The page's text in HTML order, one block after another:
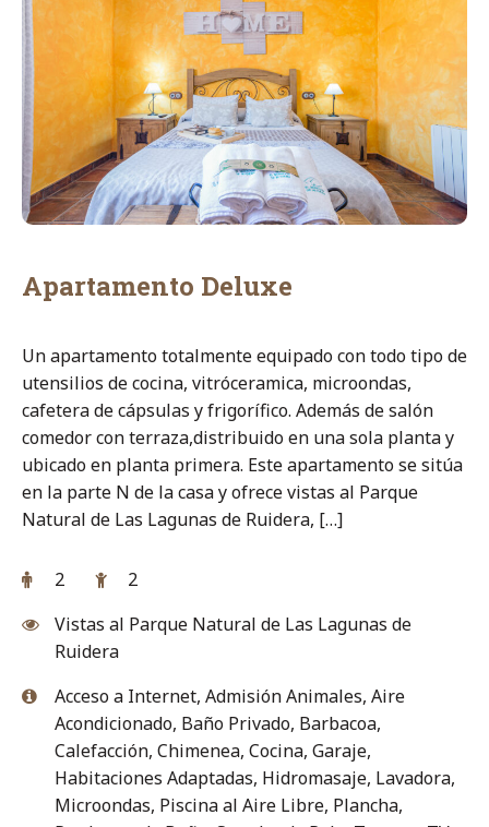
Apartamento Deluxe
Un apartamento totalmente equipado con todo tipo de
utensilios de cocina, vitróceramica, microondas,
cafetera de cápsulas y frigorífico. Además de salón
comedor con terraza,distribuido en una sola planta y
ubicado en planta primera. Este apartamento se sitúa
en la parte N de la casa y ofrece vistas al Parque
Natural de Las Lagunas de Ruidera, […]
2
2
Vistas al Parque Natural de Las Lagunas de
Ruidera
Acceso a Internet, Admisión Animales, Aire
Acondicionado, Baño Privado, Barbacoa,
Calefacción, Chimenea, Cocina, Garaje,
Habitaciones Adaptadas, Hidromasaje, Lavadora,
Microondas, Piscina al Aire Libre, Plancha,